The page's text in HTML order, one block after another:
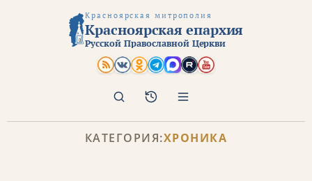
Красноярская митрополия
Красноярская епархия
Русской Православной Церкви
Архив
Поиск
КАТЕГОРИЯ:ХРОНИКА